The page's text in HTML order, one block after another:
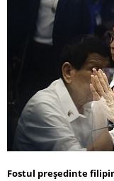
Fostul președinte